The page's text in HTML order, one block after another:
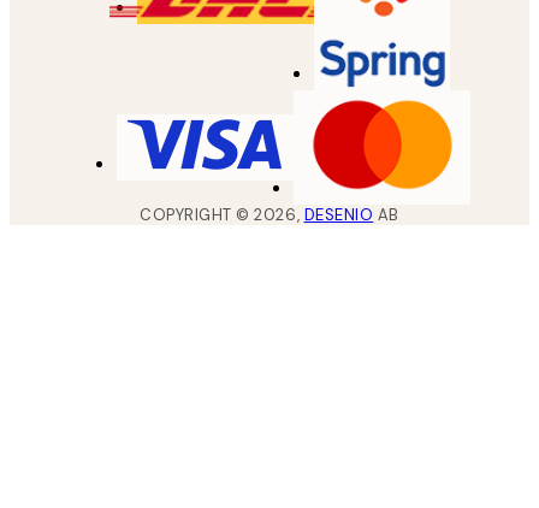
COPYRIGHT ©2026, DESENIO AB